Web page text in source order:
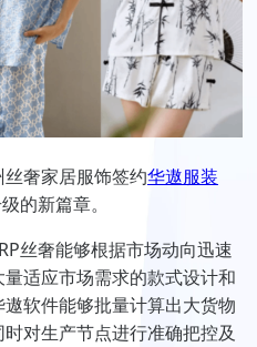
奢家居服饰签约华遨服装
的新篇章。
丝奢能够根据市场动向迅速
适应市场需求的款式设计和
软件能够批量计算出大货物
对生产节点进行准确把控及